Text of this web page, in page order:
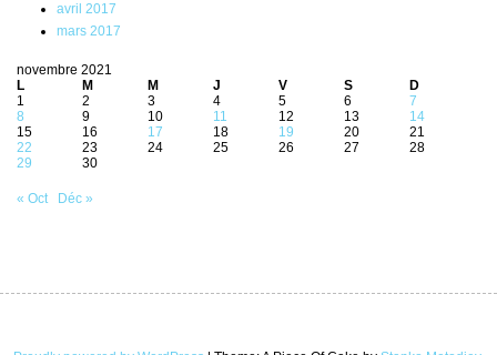
avril 2017
mars 2017
novembre 2021
L
M M J V S
D
1
2 3 4 5 6
7
8
9 10 11 12 13
14
15
16 17 18 19 20
21
22
23 24 25 26 27
28
29
30
« Oct Déc »